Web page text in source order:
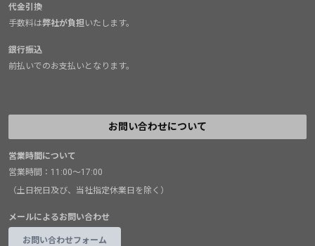
代金引換
手数料は弊社が負担いたします。
銀行振込
前払いでのお支払いとなります。
お問い合わせについて
営業時間について
営業時間：11:00～17:00
（土日祝日及び、当社指定休業日を除く）
メールによるお問い合わせ
お問い合わせフォーム